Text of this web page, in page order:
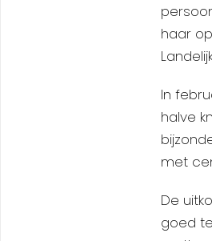
haar
In
halve
met
De
goed